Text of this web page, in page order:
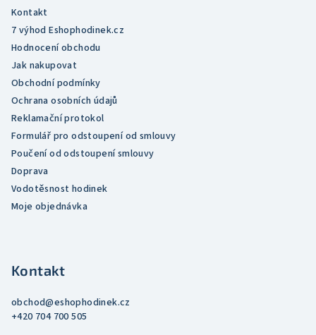
Kontakt
7 výhod Eshophodinek.cz
Hodnocení obchodu
Jak nakupovat
Obchodní podmínky
Ochrana osobních údajů
Reklamační protokol
Formulář pro odstoupení od smlouvy
Poučení od odstoupení smlouvy
Doprava
Vodotěsnost hodinek
Moje objednávka
Kontakt
obchod@eshophodinek.cz
+420 704 700 505